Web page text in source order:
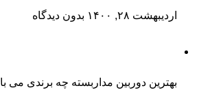
اردیبهشت ۲۸, ۱۴۰۰ بدون دیدگاه
بهترین دوربین مداربسته چه برندی می